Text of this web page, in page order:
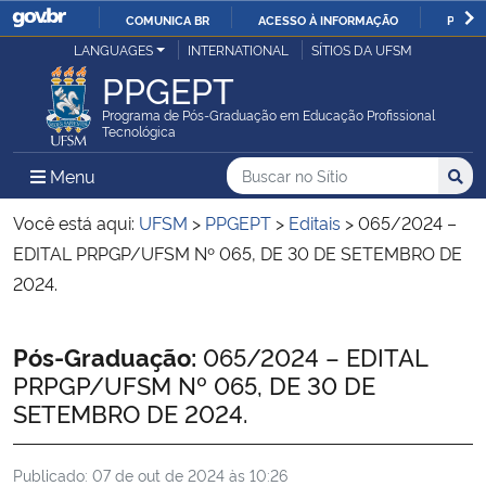
IR
O
COMUNICA BR ACESSO À INFORMAÇÃO
Ministério da Justiça e Segurança Pública
Ministério da Defesa
Ministério das Relações Exteriores
Ministério da Economia
Ministério da Agricultura, Pecuária e Abastecimento
Ministério da Educação
LANGUAGES INTERNATIONAL SÍTIOS DA UFSM
PPGEPT
Programa de Pós-Graduação em Educação Profissional
Tecnológica
Menu Menu Principal do Sítio
Busca
Buscar no no Sítio
Busca:
Você está aqui: UFSM > PPGEPT > Editais >065/2024 –
EDITAL PRPGP/UFSM Nº 065, DE 30 DE SETEMBRO DE
2024.
Início do conteúdo
Pós-Graduação: 065/2024 – EDITAL
PRPGP/UFSM Nº 065, DE 30 DE
SETEMBRO DE 2024.
Publicado: 07 de out de 2024 às 10:26